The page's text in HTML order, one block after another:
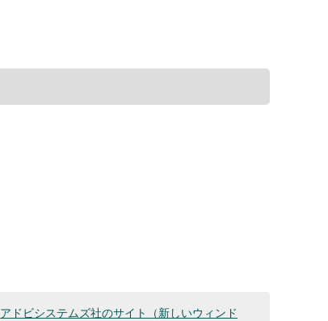
アドビシステムズ社のサイト（新しいウィンド